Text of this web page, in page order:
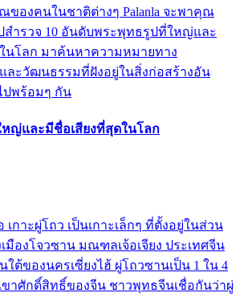
องคนในชาติต่างๆ Palanla จะพาคุณ
สำรวจ 10 อันดับพระพุทธรูปที่ใหญ่และ
นโลก มาค้นหาความหมายทาง
ละวัฒนธรรมที่ฝังอยู่ในสิ่งก่อสร้างอัน
ปพร้อมๆ กัน
หญ่และมีชื่อเสียงที่สุดในโลก
เกาะผู่โถว เป็นเกาะเล็กๆ ที่ตั้งอยู่ในส่วน
มืองโจวซาน มณฑลเจ้อเจียง ประเทศจีน
ใต้ของนครเซี่ยงไฮ้ ผู่โถวซานเป็น 1 ใน 4
าศักดิ์สิทธิ์ของจีน ชาวพุทธจีนเชื่อกันว่าผู่